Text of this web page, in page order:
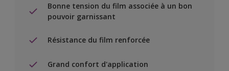
Bonne tension du film associée à un bon
pouvoir garnissant
Résistance du film renforcée
Grand confort d'application